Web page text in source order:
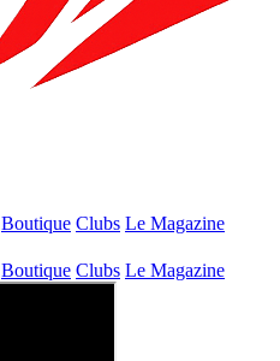
Boutique Clubs Le Magazine
Boutique Clubs Le Magazine